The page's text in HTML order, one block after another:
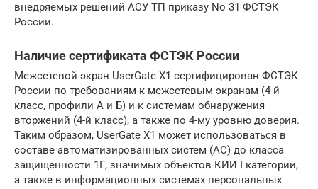
внедряемых решений АСУ ТП приказу No 31 ФСТЭК
России.
Наличие сертификата ФСТЭК России
Межсетевой экран UserGate X1 сертифицирован ФСТЭК
России по требованиям к межсетевым экранам (4-й
класс, профили А и Б) и к системам обнаружения
вторжений (4-й класс), а также по 4-му уровню доверия.
Таким образом, UserGate Х1 может использоваться в
составе автоматизированных систем (АС) до класса
защищенности 1Г, значимых объектов КИИ I категории,
а также в информационных системах персональных